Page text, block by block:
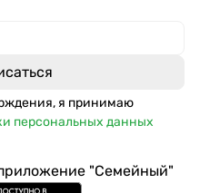
я принимаю
персональных данных
"Семейный"